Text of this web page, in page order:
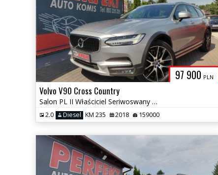
97 900 PLN
Volvo V90 Cross Country
Salon PL II Właściciel Seriwoswany Bezwypadkowy
2.0 Diesel KM 235 2018 159000